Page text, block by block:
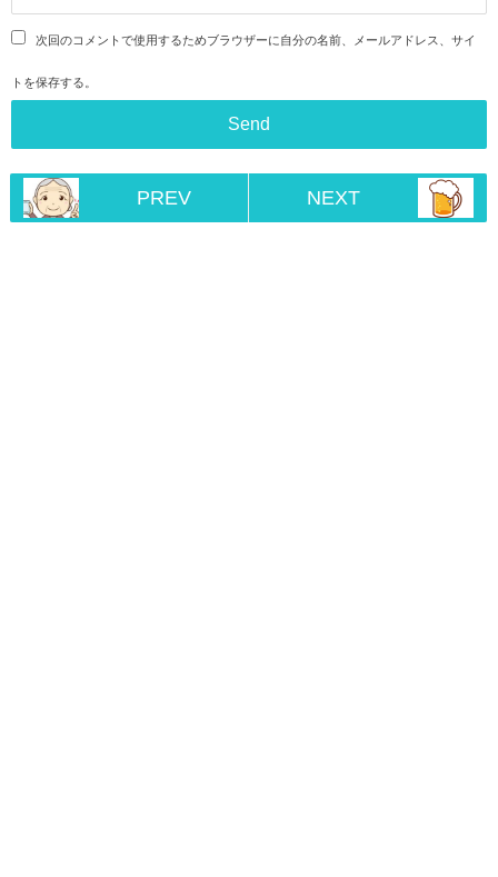
次回のコメントで使用するためブラウザーに自分の名前、メールアドレス、サイ
トを保存する。
PREV NEXT